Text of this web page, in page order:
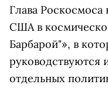
Глава
США в
Барбарой"», в
руководствуются
отдельных